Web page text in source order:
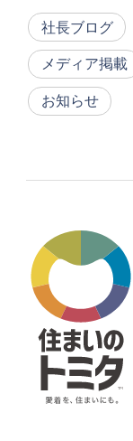
社長ブログ
メディア掲載
お知らせ